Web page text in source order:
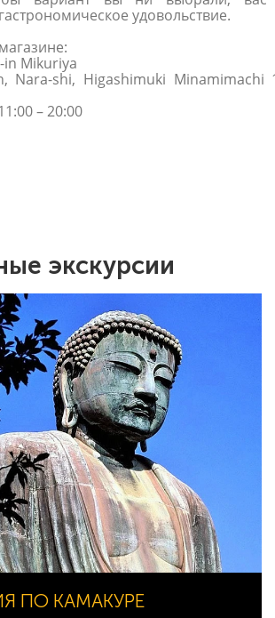
удовольствие.
in Mikuriya
Nara-shi, Higashimuki Minamimachi
– 20:00
экскурсии
ПО КАМАКУРЕ